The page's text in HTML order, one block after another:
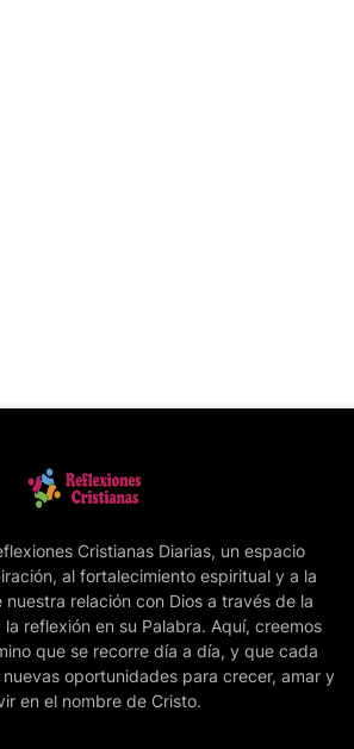
Cristianas Diarias, un espacio
al fortalecimiento espiritual y a la
relación con Dios a través de la
reflexión en su Palabra. Aquí, creemos
que se recorre día a día, y que cada
oportunidades para crecer, amar y
en el nombre de Cristo.